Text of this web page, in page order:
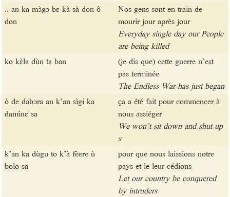
.. an ka mɔ̀gɔ bɛ kà sà don ô
don
Nos gens sont en train de
mourir jour après jour
Everyday single day our People
are being killed
ko kɛ̀lɛ dùn tɛ ban
(je dis que) cette guerre n’est
pas terminée
The Endless War has just began
ò de dabɔra an k’an sìgi ka
damìnɛ sa
ça a été fait pour commencer à
nous assiéger
We won’t sit down and shut up
s
k’an ka dùgu to k’à fèere ù
bolo sa
pour que nous laissions notre
pays et le leur cédions
Let our country be conquered
by intruders